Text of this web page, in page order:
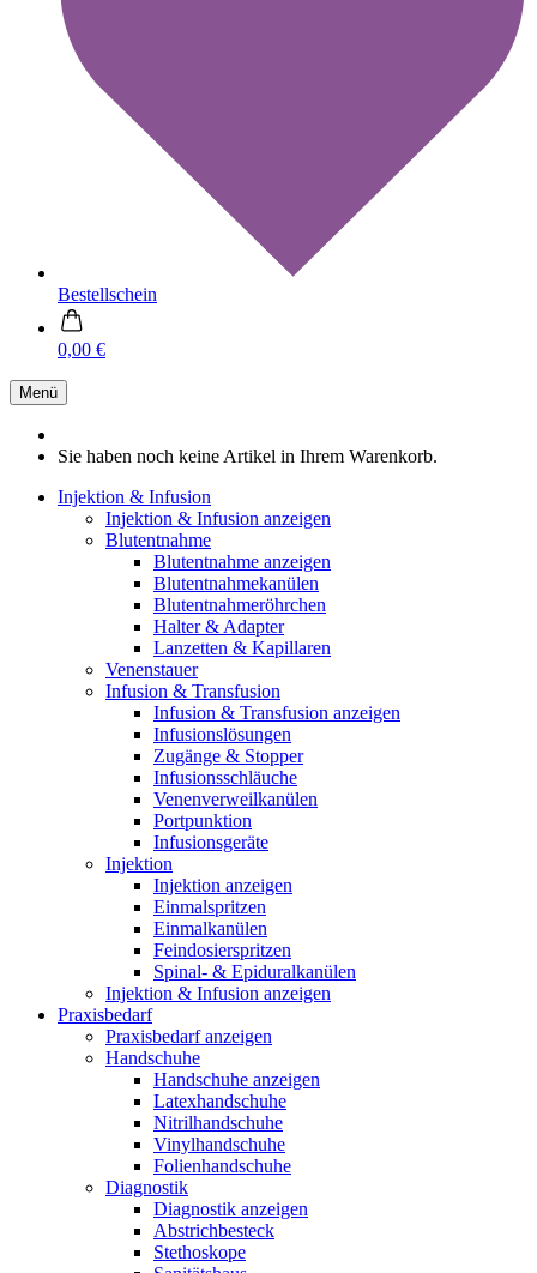
Bestellschein
0,00 €
Menü
Sie haben noch keine Artikel in Ihrem Warenkorb.
Injektion & Infusion
Injektion & Infusion anzeigen
Blutentnahme
Blutentnahme anzeigen
Blutentnahmekanülen
Blutentnahmeröhrchen
Halter & Adapter
Lanzetten & Kapillaren
Venenstauer
Infusion & Transfusion
Infusion & Transfusion anzeigen
Infusionslösungen
Zugänge & Stopper
Infusionsschläuche
Venenverweilkanülen
Portpunktion
Infusionsgeräte
Injektion
Injektion anzeigen
Einmalspritzen
Einmalkanülen
Feindosierspritzen
Spinal- & Epiduralkanülen
Injektion & Infusion anzeigen
Praxisbedarf
Praxisbedarf anzeigen
Handschuhe
Handschuhe anzeigen
Latexhandschuhe
Nitrilhandschuhe
Vinylhandschuhe
Folienhandschuhe
Diagnostik
Diagnostik anzeigen
Abstrichbesteck
Stethoskope